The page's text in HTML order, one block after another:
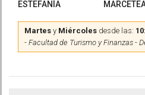
ESTEFANÍA
Martes y Miércoles desde las:
- Facultad de Turismo y Finanzas -